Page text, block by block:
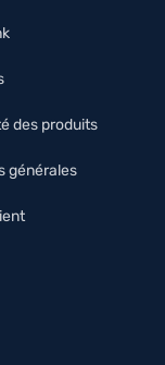
des produits
générales